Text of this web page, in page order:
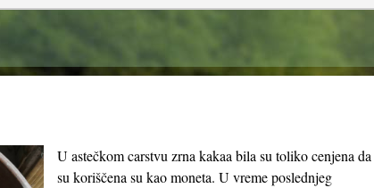
U astečkom carstvu zrna kakaa bila su toliko cenjena da
su koriščena su kao moneta. U vreme poslednjeg